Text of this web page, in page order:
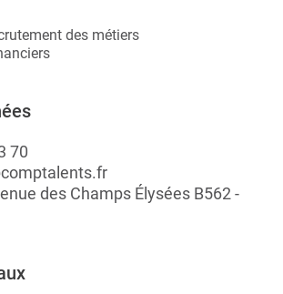
des métiers
70
des Champs Élysées B562 -